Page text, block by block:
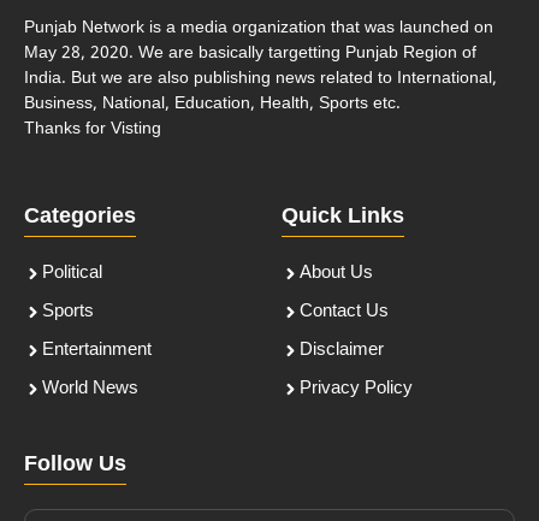
Punjab Network is a media organization that was launched on
May 28, 2020. We are basically targetting Punjab Region of
India. But we are also publishing news related to International,
Business, National, Education, Health, Sports etc.
Thanks for Visting
Categories
Political
Sports
Entertainment
World News
Quick Links
About Us
Contact Us
Disclaimer
Privacy Policy
Follow Us